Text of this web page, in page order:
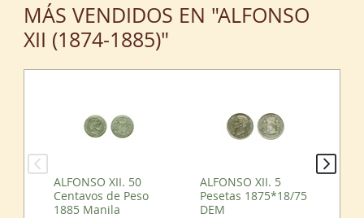
MÁS VENDIDOS EN "ALFONSO
XII (1874-1885)"
ALFONSO XII. 50
Centavos de Peso
1885 Manila
ALFONSO XII. 5
Pesetas 1875*18/75
DEM